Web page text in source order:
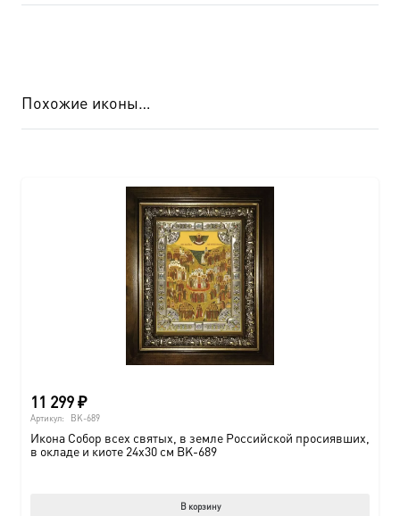
Похожие иконы…
11 299₽
Артикул: BK-689
Икона Собор всех святых, в земле Российской просиявших,
в окладе и киоте 24х30 см BK-689
В корзину